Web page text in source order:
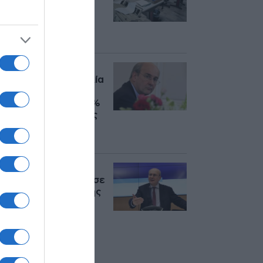
υπεύθυνη δήλωση –
δείτε
παραδείγματα
Η
ευρωπαϊκή εισαγγελία
οφείλει να είναι
– Το 76%
των άρσεων ασυλίας
αφορά στην
για
στεγαστικό: “Τέλος σε
ιστορίες καθημερινής
– Τέσσερις
του νόμου για ένα
πιο φιλικό